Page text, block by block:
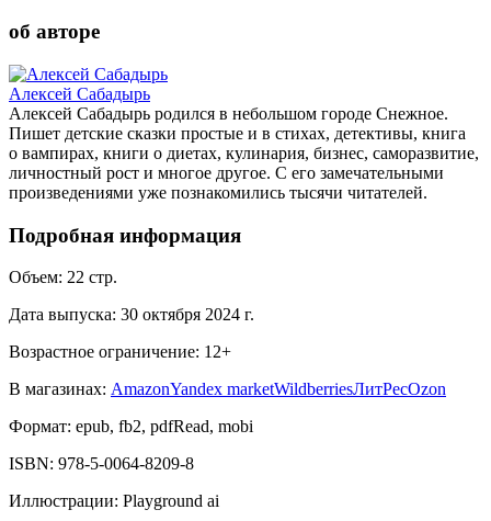
об авторе
Алексей Сабадырь
Алексей Сабадырь родился в небольшом городе Снежное.
Пишет детские сказки простые и в стихах, детективы, книга
о вампирах, книги о диетах, кулинария, бизнес, саморазвитие,
личностный рост и многое другое. С его замечательными
произведениями уже познакомились тысячи читателей.
Подробная информация
Объем: 22 стр.
Дата выпуска: 30 октября 2024 г.
Возрастное ограничение: 12+
В магазинах: AmazonYandex marketWildberriesЛитРесOzon
Формат: epub, fb2, pdfRead, mobi
ISBN: 978-5-0064-8209-8
Иллюстрации: Playground ai